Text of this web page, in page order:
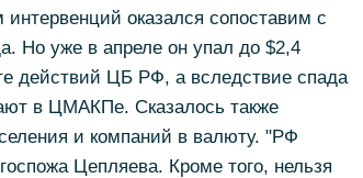
оказался сопоставим с
Но уже в апреле он упал до $2,4
действий ЦБ РФ, а вследствие спада
в ЦМАКПе. Сказалось также
и компаний в валюту. "РФ
Цепляева. Кроме того, нельзя